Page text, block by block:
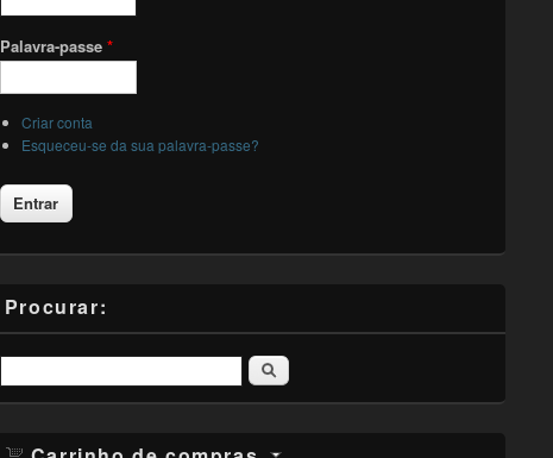
Palavra-passe *
Criar conta
Esqueceu-se da sua palavra-passe?
Procurar:
Pesquisar